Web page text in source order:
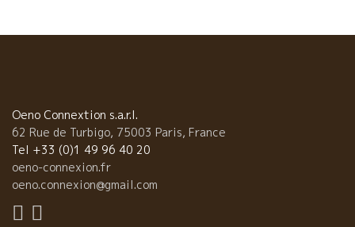
ン・ダロスはアルザスのビオ・ディナミ農法の大家Humberecht
フンブレヒト醸造で５年間も修業した。 そのエリアンが栽培した
マルベック品種は特別だ。 食べて美味しい葡萄を仕込めば、美味
しいワインができるのは当たり前。 １９ヘクタールの畑を庭師の
ように丁寧に世話をしているエリアン。 醸造も熟成もすべての段
い。 緻密な液体は偶然にはできない。一つ一つの作業の積み重ね
Oeno Connextion s.a.r.l.
62 Rue de Turbigo, 75003 Paris, France
Tel +33 (0)1 49 96 40 20
oeno-connexion.fr
oeno.connexion@gmail.com